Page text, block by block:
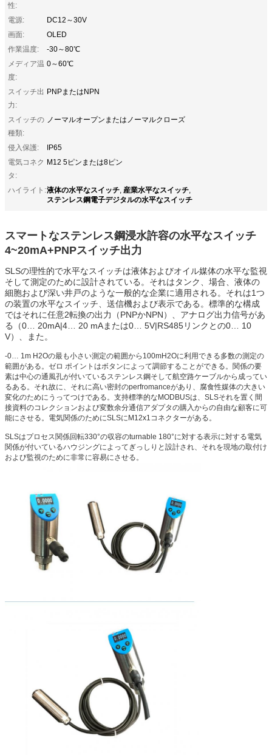
性:
電源:
DC12～30V
画面:
OLED
作業温度:
-30～80℃
メディア温
度:
0～60℃
スイッチ出
力:
PNPまたはNPN
スイッチの
種類:
ノーマルオープンまたはノーマルクローズ
侵入保護:
IP65
電気コネク
タ:
M12 5ピンまたは8ピン
ハイライト:液体の水平なスイッチ, 産業水平なスイッチ,
ステンレス鋼電子デジタルの水平なスイッチ
スマートなステンレス鋼浸水許容の水平なスイッチ
4~20mA+PNPスイッチ出力
SLSの理性的で水平なスイッチは液体およびオイル媒体の水平な監視
そして測定のために設計されている。それはタンク、場合、液体の
細胞および深い井戸のような一般的な企業に適用される。それは1つ
の装置の水平なスイッチ、送信機および表示である。標準的な構成
ではそれに任意2転換の出力（PNPかNPN）、アナログ出力信号があ
る（0… 20mA|4… 20 mAまたは0… 5V|RS485リンクとの0… 10
V）、また。
-0… 1m H2Oの最も小さい測定の範囲から100mH2Oに利用できる多数の測定の
範囲がある。ゼロ ポイントはボタンによって調節することができる。関係の要
素は中心の通風孔が付いているステンレス鋼そして航空路ケーブルから成ってい
るある。それ故に、それに高い密封のperfromanceがあり、腐食性媒体の大きい
変化のためにうってつけである。支持標準的なMODBUSは、SLSそれを置く間
接資料のコレクションおよび変数余分通信アダプタの購入からの自由な顧客に可
能にさせる。電気関係のためにSLSにM12x1コネクターがある。
SLSはプロセス関係回転330°の収容のturnable 180°に対する表示に対する電気
関係が付いているハウジングによってぎっしりと設計され、それを現地の取付け
および監視のために非常に容易にさせる。